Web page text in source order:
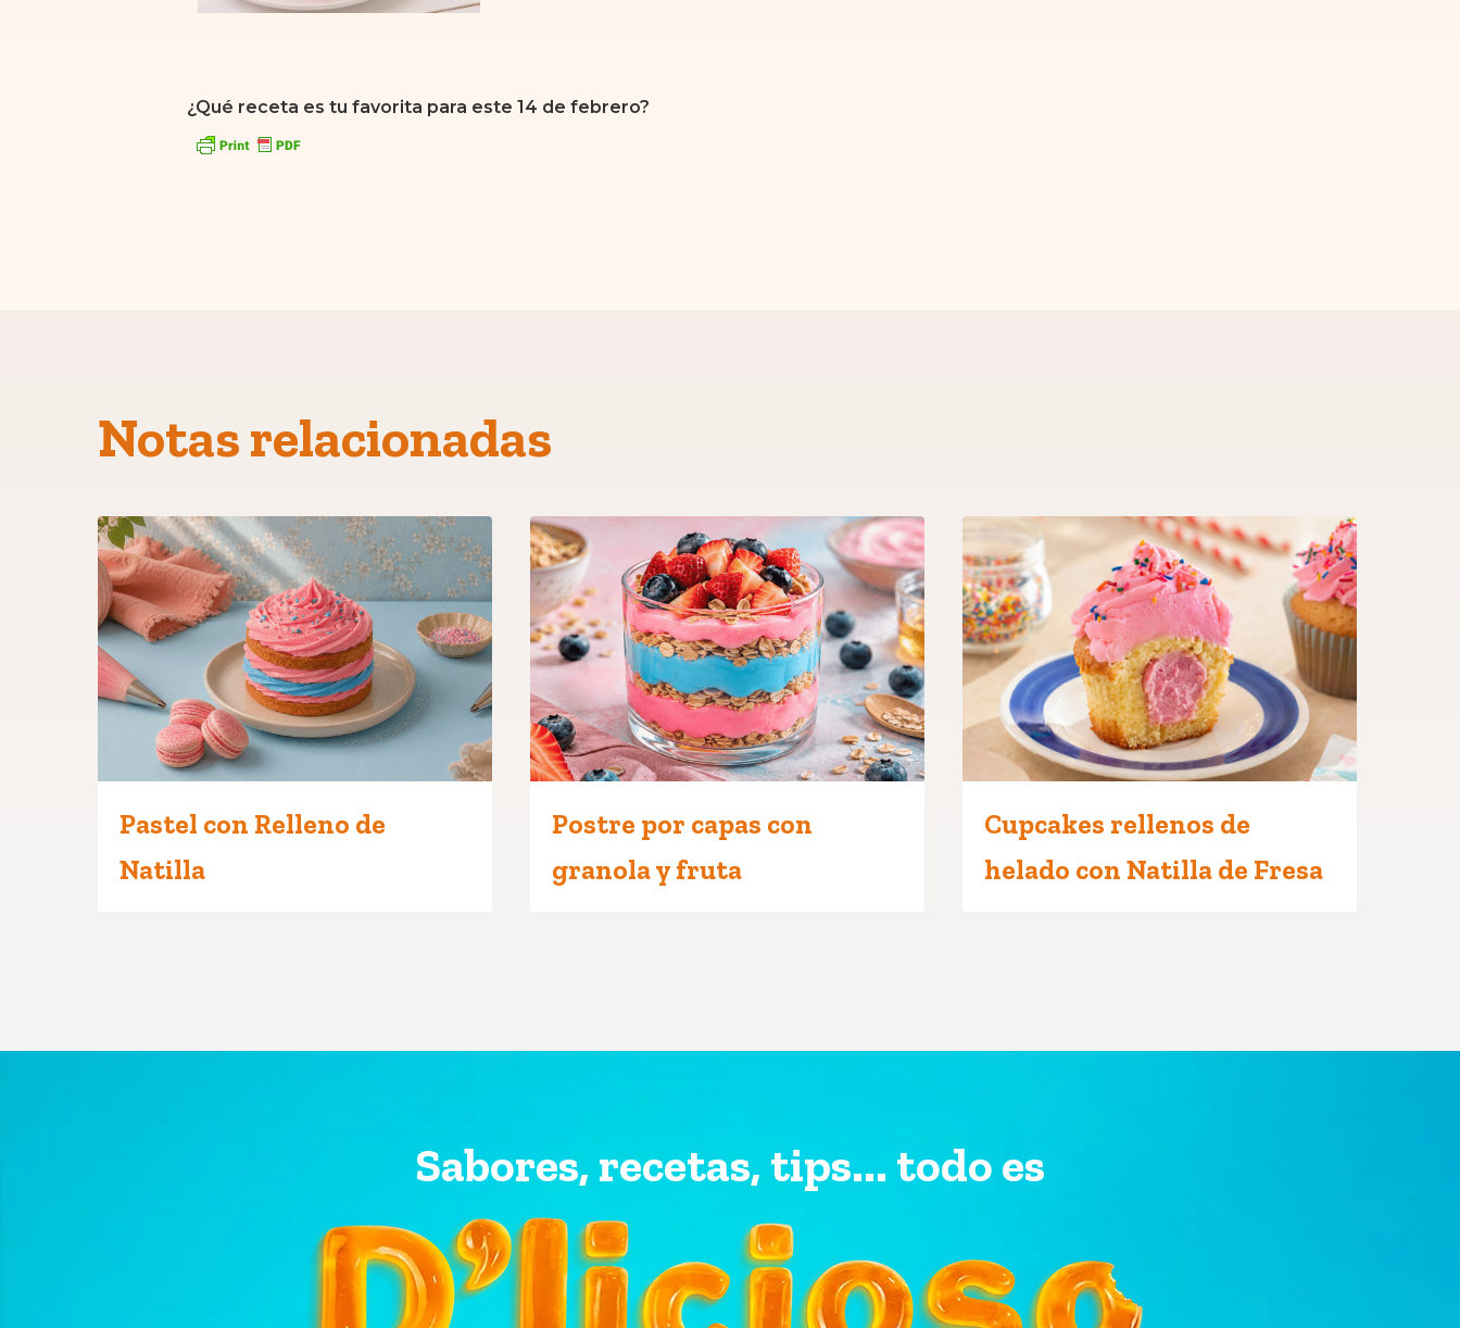
¿Qué receta es tu favorita para este 14 de febrero?
Notas relacionadas
Pastel con Relleno de
Natilla
Postre por capas con
granola y fruta
Cupcakes rellenos de
helado con Natilla de Fresa
Sabores, recetas, tips... todo es